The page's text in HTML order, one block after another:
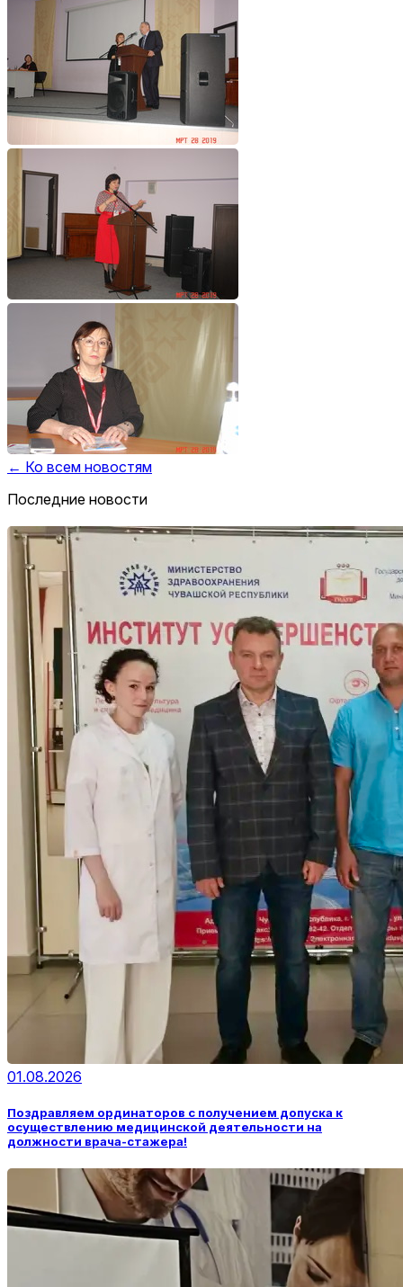
← Ко всем новостям
Последние новости
01.08.2026
Поздравляем ординаторов с получением допуска к
осуществлению медицинской деятельности на
должности врача-стажера!